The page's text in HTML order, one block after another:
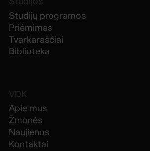
Studijų programos
Priėmimas
Tvarkaraščiai
Biblioteka
VDK
Apie mus
Žmonės
Naujienos
Kontaktai